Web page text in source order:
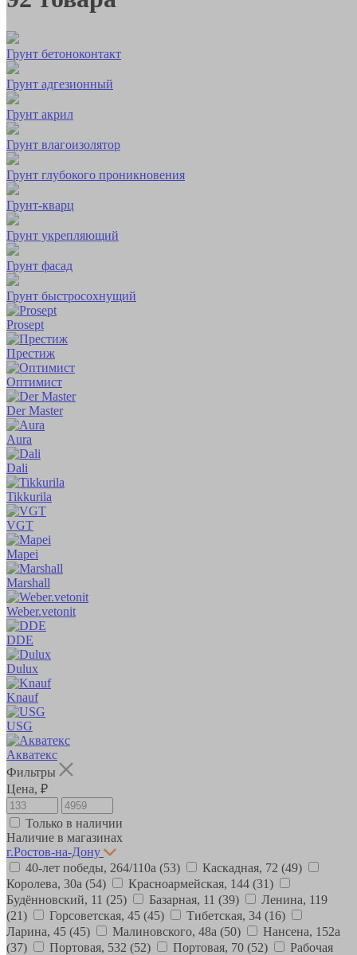
Грунт бетоноконтакт
Грунт адгезионный
Грунт акрил
Грунт влагоизолятор
Грунт глубокого проникновения
Грунт-кварц
Грунт укрепляющий
Грунт фасад
Грунт быстросохнущий
Prosept
Престиж
Оптимист
Der Master
Aura
Dali
Tikkurila
VGT
Mapei
Marshall
Weber.vetonit
DDE
Dulux
Knauf
USG
Акватекс
Фильтры
Цена, ₽
Только в наличии
Наличие в магазинах
г.Ростов-на-Дону
40-лет победы, 264/110а (53) Каскадная, 72 (49)
Королева, 30а (54) Красноармейская, 144 (31)
Будённовский, 11 (25) Базарная, 11 (39)
Ленина, 119
(21)
Горсоветская, 45 (45) Тибетская, 34 (16)
Ларина, 45 (45) Малиновского, 48а (50)
Нансена, 152а
(37)
Портовая, 532 (52) Портовая, 70 (52)
Рабочая